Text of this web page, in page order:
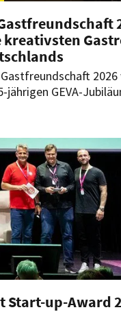
jährigen GEVA-
Erlebnisse
Start-up-Award